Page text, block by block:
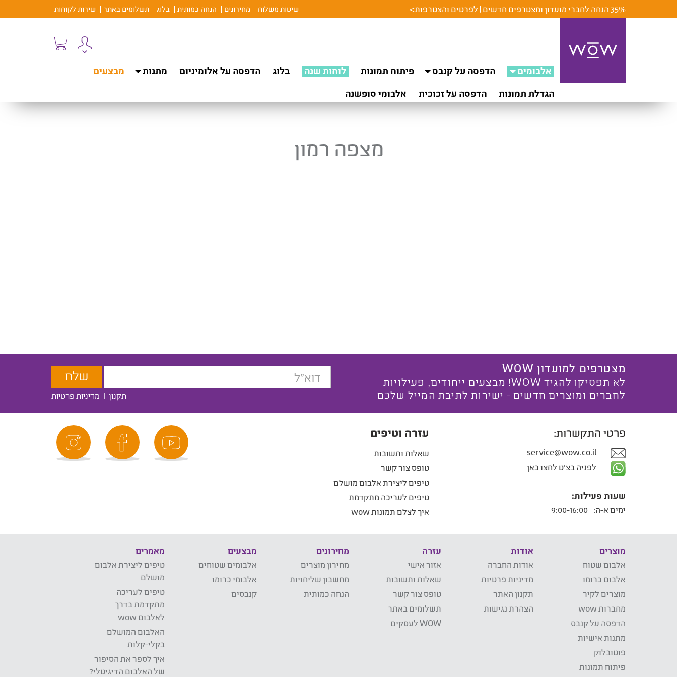
35% הנחה לחברי מועדון ומצטרפים חדשים | לפרטים והצטרפות> שיטות משלוח מחירונים הנחה כמותית בלוג תשלומים באתר שירות לקוחות
אלבומים הדפסה על קנבס פיתוח תמונות לוחות שנה בלוג הדפסה על אלומיניום מתנות
מבצעים
הגדלת תמונות
הדפסה על זכוכית אלבומי סופשנה
מצפה רמון
מצטרפים למועדון WOW
לא תפסיקו להגיד WOW! מבצעים ייחודים, פעילויות
לחברים ומוצרים חדשים - ישירות לתיבת המייל שלכם
תקנון | מדיניות פרטיות
פרטי התקשרות:
service@wow.co.il
לפניה בצ'ט לחצו כאן
שעות פעילות:
ימים א-ה:
עזרה וטיפים
שאלות ותשובות
טופס צור קשר
טיפים ליצירת אלבום מושלם
טיפים לעריכה מתקדמת
איך לצלם תמונות wow
מוצרים
אלבום שטוח
אלבום כרומו
מוצרים לקיר
מחברות wow
הדפסה על קנבס
מתנות אישיות
פוטובלוק
פיתוח תמונות
אודות
אודות החברה
מדיניות פרטיות
תקנון האתר
הצהרת נגישות
עזרה
אזור אישי
שאלות ותשובות
טופס צור קשר
תשלומים באתר
WOW לעסקים
מחירונים
מחירון מוצרים
מחשבון שליחויות
הנחה כמותית
מבצעים
אלבומים שטוחים
אלבומי כרומו
קנבסים
מאמרים
טיפים ליצירת אלבום
מושלם
טיפים לעריכה
מתקדמת בדרך
לאלבום wow
האלבום המושלם
בקלי-קלות
איך לספר את הסיפור
של האלבום הדיגיטלי?